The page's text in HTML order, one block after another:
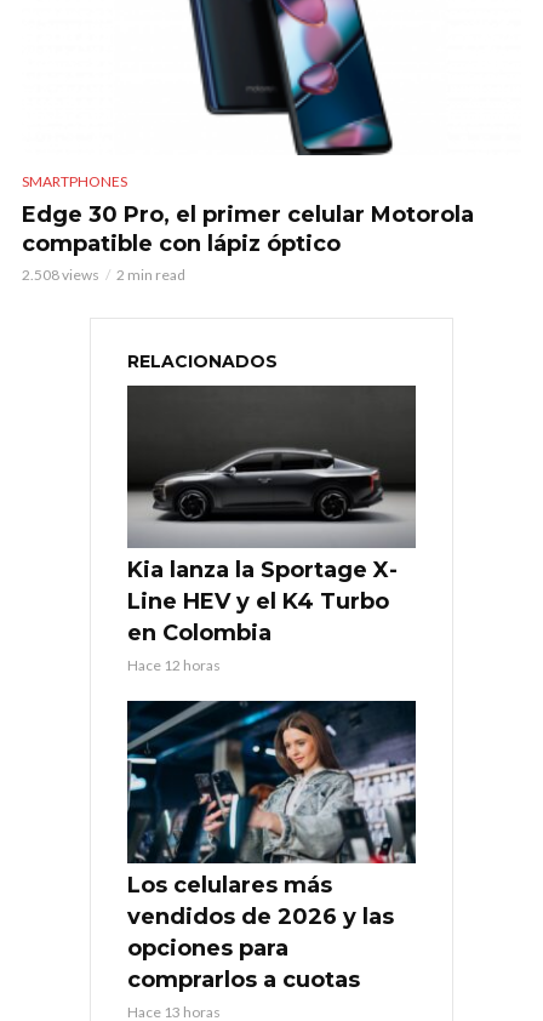
SMARTPHONES
Edge 30 Pro, el primer celular Motorola
compatible con lápiz óptico
2.508 views 2 min read
RELACIONADOS
Kia lanza la Sportage X-
Line HEV y el K4 Turbo
en Colombia
Hace 12 horas
Los celulares más
vendidos de 2026 y las
opciones para
comprarlos a cuotas
Hace 13 horas